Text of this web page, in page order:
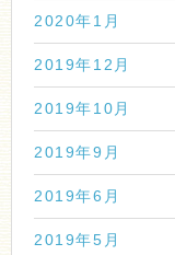
2020年1月
2019年12月
2019年10月
2019年9月
2019年6月
2019年5月